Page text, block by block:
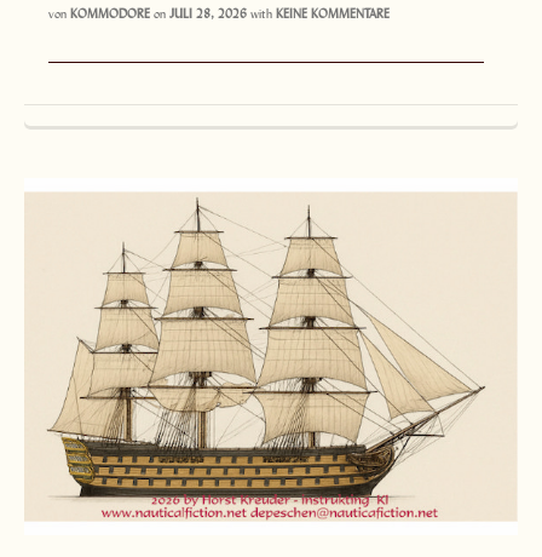
von KOMMODORE on JULI 28, 2026 with KEINE KOMMENTARE
——————————————————